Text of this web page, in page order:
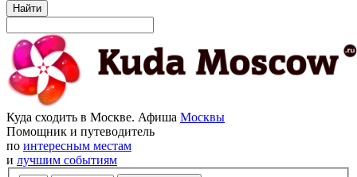
Найти
Куда сходить в Москве. Афиша Москвы
Помощник и путеводитель
по интересным местам
и лучшим событиям